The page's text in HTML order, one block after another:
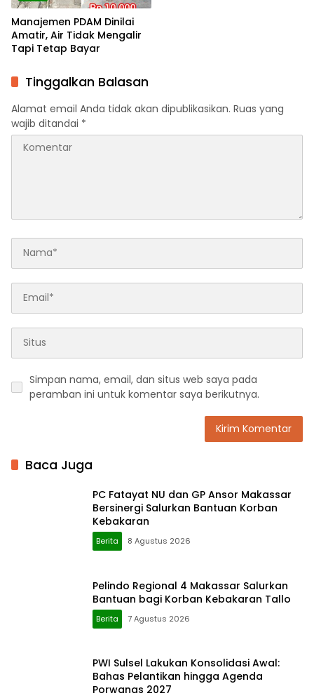
Manajemen PDAM Dinilai
Amatir, Air Tidak Mengalir
Tapi Tetap Bayar
Tinggalkan Balasan
Alamat email Anda tidak akan dipublikasikan. Ruas yang
wajib ditandai *
Simpan nama, email, dan situs web saya pada
peramban ini untuk komentar saya berikutnya.
Baca Juga
PC Fatayat NU dan GP Ansor Makassar
Bersinergi Salurkan Bantuan Korban
Kebakaran
Berita 8 Agustus 2026
Pelindo Regional 4 Makassar Salurkan
Bantuan bagi Korban Kebakaran Tallo
Berita 7 Agustus 2026
PWI Sulsel Lakukan Konsolidasi Awal:
Bahas Pelantikan hingga Agenda
Porwanas 2027